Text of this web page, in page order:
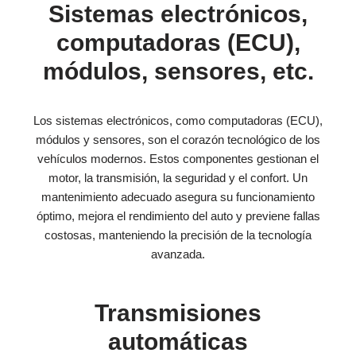
Sistemas electrónicos,
computadoras (ECU),
módulos, sensores, etc.
Los sistemas electrónicos, como computadoras (ECU),
módulos y sensores, son el corazón tecnológico de los
vehículos modernos. Estos componentes gestionan el
motor, la transmisión, la seguridad y el confort. Un
mantenimiento adecuado asegura su funcionamiento
óptimo, mejora el rendimiento del auto y previene fallas
costosas, manteniendo la precisión de la tecnología
avanzada.
Transmisiones
automáticas​